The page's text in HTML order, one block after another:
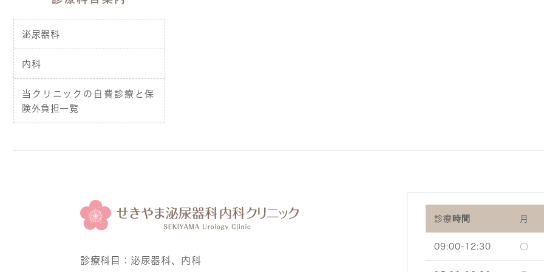
泌尿器科
内科
当クリニックの自費診療と保
険外負担一覧
診療科目： 泌尿器科、内科
診療時間 月
09:00-12:30 〇